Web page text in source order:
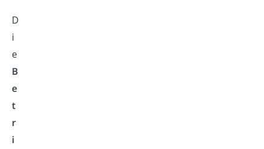
D
i
e
B
e
t
r
i